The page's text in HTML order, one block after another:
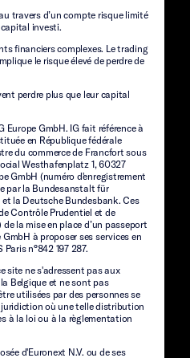
travers d’un compte risque limité
investi.
financiers complexes. Le trading
le risque élevé de perdre de
perdre plus que leur capital
GmbH. IG fait référence à
en République fédérale
du commerce de Francfort sous
Westhafenplatz 1, 60327
GmbH (numéro d'enregistrement
par la Bundesanstalt für
la Deutsche Bundesbank. Ces
Contrôle Prudentiel et de
la mise en place d’un passeport
à proposer ses services en
Paris n°842 197 287.
site ne s'adressent pas aux
Belgique et ne sont pas
utilisées par des personnes se
où une telle distribution
à la loi ou à la règlementation
d'Euronext N.V. ou de ses